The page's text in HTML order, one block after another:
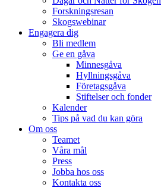
Forskningsresan
Skogswebinar
Engagera dig
Bli medlem
Ge en gåva
Minnesgåva
Hyllningsgåva
Företagsgåva
Stiftelser och fonder
Kalender
Tips på vad du kan göra
Om oss
Teamet
Våra mål​
Press
Jobba hos oss
Kontakta oss